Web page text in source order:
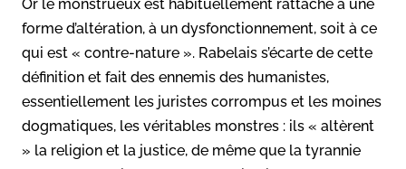
Or le monstrueux est habituellement rattaché à une
forme d’altération, à un dysfonctionnement, soit à ce
qui est « contre-nature ». Rabelais s’écarte de cette
définition et fait des ennemis des humanistes,
essentiellement les juristes corrompus et les moines
dogmatiques, les véritables monstres : ils « altèrent
» la religion et la justice, de même que la tyrannie